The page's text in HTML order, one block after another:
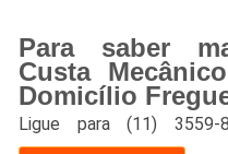
Para saber
Custa
Domicílio
Ligue para(11) 3559-